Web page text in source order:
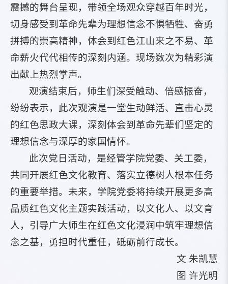
震撼的舞台呈现，带领全场观众穿越百年时光，
切身感受到革命先辈为理想信念不惧牺牲、奋勇
拼搏的崇高精神，体会到红色江山来之不易、革
命薪火代代相传的深刻内涵。现场数次为精彩演
出献上热烈掌声。
观演结束后，师生们深受触动、倍感振奋，
纷纷表示，此次观演是一堂生动鲜活、直击心灵
的红色思政大课，深刻体会到革命先辈们坚定的
理想信念与深厚的家国情怀。
此次党日活动，是经管学院党委、关工委，
共同开展红色文化教育、落实立德树人根本任务
的重要举措。未来，学院党委将持续开展更多高
品质红色文化主题实践活动，以文化人、以文育
人，引导广大师生在红色文化浸润中筑牢理想信
念之基，勇担时代重任，砥砺前行成长。
文 朱凯慧
图 许光明